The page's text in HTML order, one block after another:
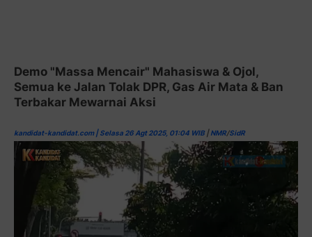
Demo "Massa Mencair" Mahasiswa & Ojol,
Semua ke Jalan Tolak DPR, Gas Air Mata & Ban
Terbakar Mewarnai Aksi
kandidat-kandidat.com | Selasa 26 Agt 2025, 01:04 WIB |NMR/SidR